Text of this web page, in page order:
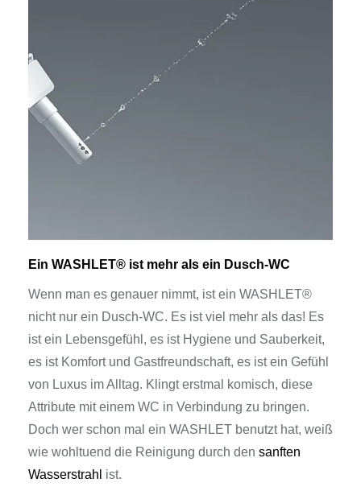
Ein WASHLET® ist mehr als ein Dusch-WC
Wenn man es genauer nimmt, ist ein WASHLET®
nicht nur ein Dusch-WC. Es ist viel mehr als das! Es
ist ein Lebensgefühl, es ist Hygiene und Sauberkeit,
es ist Komfort und Gastfreundschaft, es ist ein Gefühl
von Luxus im Alltag. Klingt erstmal komisch, diese
Attribute mit einem WC in Verbindung zu bringen.
Doch wer schon mal ein WASHLET benutzt hat, weiß
wie wohltuend die Reinigung durch den sanften
Wasserstrahl ist.